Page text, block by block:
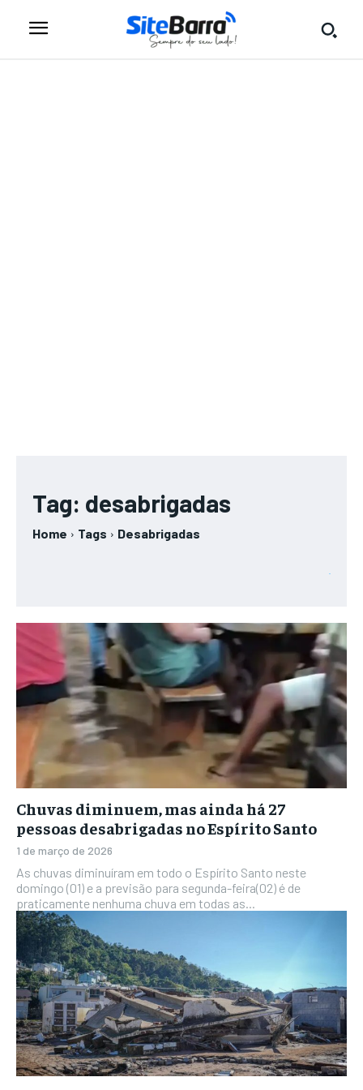
Tag: desabrigadas
Home Tags Desabrigadas
Chuvas diminuem, mas ainda há 27
pessoas desabrigadas no Espírito Santo
1 de março de 2026
As chuvas diminuíram em todo o Espírito Santo neste
domingo (01) e a previsão para segunda-feira(02) é de
praticamente nenhuma chuva em todas as...